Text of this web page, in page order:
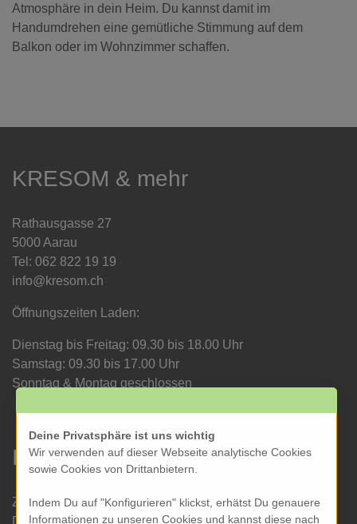
Atmosphäre in dein Heim. Du kannst damit im
Handumdrehen eine gemütliche Stimmung auf dem
Balkon oder im Wohnzimmer schaffen.
KRESOM & mehr
Rathausgasse 27
5000 Aarau
Tel: 062 822 19 19
info@kresom.ch
Öffnungszeiten Laden:
Dienstag bis Freitag: 09.30 bis 18.00 Uhr
Samstag: 09.30 bis 17.00 Uhr
Sonntag & Montag geschlossen
Informationen
Zahlung und Versand
Datenschutz
Deine Privatsphäre ist uns wichtig
Wir verwenden auf dieser Webseite analytische Cookies
sowie Cookies von Drittanbietern.
Indem Du auf "Konfigurieren" klickst, erhätst Du genauere
Informationen zu unseren Cookies und kannst diese nach